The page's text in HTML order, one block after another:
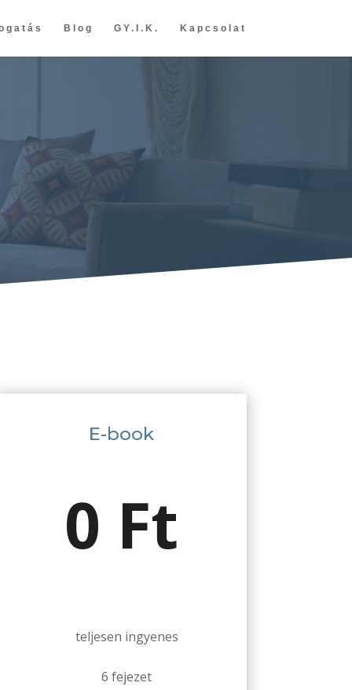
Blog GY.I.K. Kapcsolat
E-book
0 Ft
teljesen ingyenes
6 fejezet